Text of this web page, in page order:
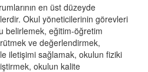
en üst düzeyde
Okul yöneticilerinin görevleri
belirlemek, eğitim-öğretim
ve değerlendirmek,
iletişimi sağlamak, okulun fiziki
okulun kalite